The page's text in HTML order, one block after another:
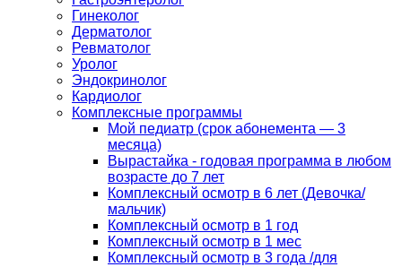
Гинеколог
Дерматолог
Ревматолог
Уролог
Эндокринолог
Кардиолог
Комплексные программы
Мой педиатр (срок абонемента — 3
месяца)
Вырастайка - годовая программа в любом
возрасте до 7 лет
Комплексный осмотр в 6 лет (Девочка/
мальчик)
Комплексный осмотр в 1 год
Комплексный осмотр в 1 мес
Комплексный осмотр в 3 года /для